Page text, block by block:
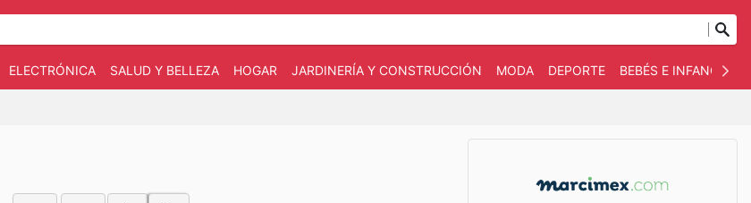
ELECTRÓNICA SALUD Y BELLEZA HOGAR JARDINERÍA Y CONSTRUCCIÓN MODA DEPORTE BEBÉS E INFANCIA